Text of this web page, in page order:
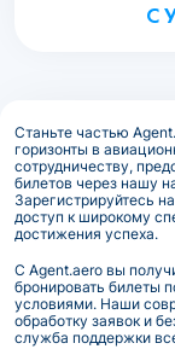
С
Станьте частью
горизонты в
сотрудничеству,
билетов через нашу
Зарегистрируйтесь
доступ к широкому
достижения успеха.
С Agent.aero вы
бронировать билеты
условиями. Наши
обработку заявок и
служба поддержки